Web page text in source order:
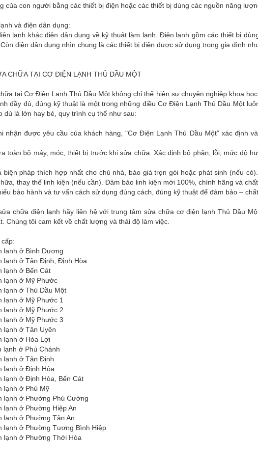
của con người bằng các thiết bị điện hoặc các thiết bị dùng các nguồn năng
và điện dân dụng:
lạnh khác điện dân dụng về kỹ thuật làm lạnh. Điện lạnh gồm các thiết bị
điện dân dụng nhìn chung là các thiết bị điện được sử dụng trong gia đình
CHỮA TẠI CƠ ĐIỆN LẠNH THỦ DẦU MỘT
tại Cơ Điện Lạnh Thủ Dầu Một không chỉ thể hiện sự chuyên nghiệp khoa
đầy đủ, đúng kỹ thuật là một trong những điều Cơ Điện Lạnh Thủ Dầu Một
dù là lớn hay bé, quy trình cụ thể như sau:
nhận được yêu cầu của khách hàng, "Cơ Điện Lạnh Thủ Dầu Một” xác định
toàn bộ máy, móc, thiết bị trước khi sửa chữa. Xác định bộ phận, lỗi, mức độ
pháp thích hợp nhất cho chủ nhà, báo giá trọn gói hoặc phát sinh (nếu
thay thế linh kiện (nếu cần). Đảm bảo linh kiện mới 100%, chính hãng và
bảo hành và tư vấn cách sử dụng đúng cách, đúng kỹ thuật để đảm bảo –
chữa điện lạnh hãy liên hệ với trung tâm sửa chữa cơ điện lạnh Thủ Dầu
Chúng tôi cam kết về chất lượng và thái độ làm việc.
ở Bình Dương
ở Tân Định, Định Hòa
ở Bến Cát
ở Mỹ Phước
ở Thủ Dầu Một
ở Mỹ Phước 1
ở Mỹ Phước 2
ở Mỹ Phước 3
ở Tân Uyên
ở Hòa Lợi
ở Phú Chánh
ở Tân Định
ở Định Hòa
ở Định Hòa, Bến Cát
ở Phú Mỹ
ở Phường Phú Cường
ở Phường Hiệp An
ở Phường Tân An
ở Phường Tương Bình Hiệp
ở Phường Thới Hòa